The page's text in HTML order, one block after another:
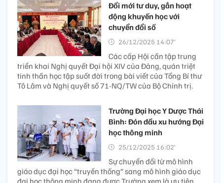
Đổi mới tư duy, gắn hoạt
động khuyến học với
chuyển đổi số
26/12/2025 14:07’
Các cấp Hội cần tập trung
triển khai Nghị quyết Đại hội XIV của Đảng, quán triệt
tinh thần học tập suốt đời trong bài viết của Tổng Bí thư
Tô Lâm và Nghị quyết số 71-NQ/TW của Bộ Chính trị.
Trường Đại học Y Dược Thái
Bình: Đón đầu xu hướng Đại
học thông minh
25/12/2025 16:02’
Sự chuyển đổi từ mô hình
giáo dục đại học “truyền thống” sang mô hình giáo dục